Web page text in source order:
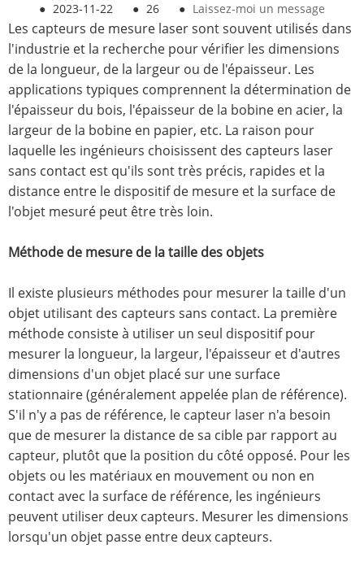
● 2023-11-22 ● 26 ● Laissez-moi un message
Les capteurs de mesure laser sont souvent utilisés dans
l'industrie et la recherche pour vérifier les dimensions
de la longueur, de la largeur ou de l'épaisseur. Les
applications typiques comprennent la détermination de
l'épaisseur du bois, l'épaisseur de la bobine en acier, la
largeur de la bobine en papier, etc. La raison pour
laquelle les ingénieurs choisissent des capteurs laser
sans contact est qu'ils sont très précis, rapides et la
distance entre le dispositif de mesure et la surface de
l'objet mesuré peut être très loin.
Méthode de mesure de la taille des objets
Il existe plusieurs méthodes pour mesurer la taille d'un
objet utilisant des capteurs sans contact. La première
méthode consiste à utiliser un seul dispositif pour
mesurer la longueur, la largeur, l'épaisseur et d'autres
dimensions d'un objet placé sur une surface
stationnaire (généralement appelée plan de référence).
S'il n'y a pas de référence, le capteur laser n'a besoin
que de mesurer la distance de sa cible par rapport au
capteur, plutôt que la position du côté opposé. Pour les
objets ou les matériaux en mouvement ou non en
contact avec la surface de référence, les ingénieurs
peuvent utiliser deux capteurs. Mesurer les dimensions
lorsqu'un objet passe entre deux capteurs.